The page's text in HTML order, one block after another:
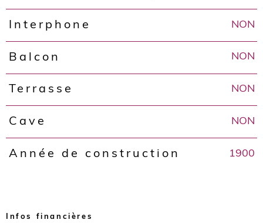
Interphone NON
Balcon NON
Terrasse NON
Cave NON
Année de construction 1900
Infos financières